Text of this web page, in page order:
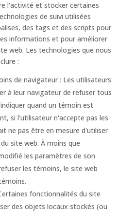
l'activité et stocker certaines
de suivi utilisées
des tags et des scripts pour
informations et pour améliorer
web. Les technologies que nous
:
de navigateur : Les utilisateurs
à leur navigateur de refuser tous
quand un témoin est
si l'utilisateur n'accepte pas les
ne pas être en mesure d'utiliser
site web. À moins que
les paramètres de son
les témoins, le site web
fonctionnalités du site
des objets locaux stockés (ou